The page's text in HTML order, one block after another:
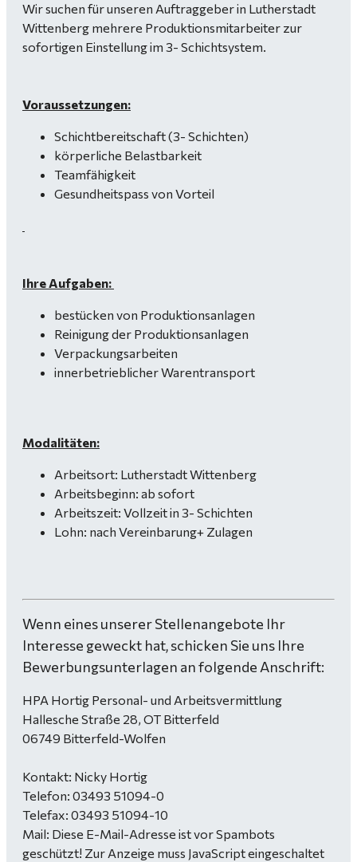
Wir suchen für unseren Auftraggeber in Lutherstadt
Wittenberg mehrere Produktionsmitarbeiter zur
sofortigen Einstellung im 3- Schichtsystem.
Voraussetzungen:
Schichtbereitschaft (3- Schichten)
körperliche Belastbarkeit
Teamfähigkeit
Gesundheitspass von Vorteil
Ihre Aufgaben:
bestücken von Produktionsanlagen
Reinigung der Produktionsanlagen
Verpackungsarbeiten
innerbetrieblicher Warentransport
Modalitäten:
Arbeitsort: Lutherstadt Wittenberg
Arbeitsbeginn: ab sofort
Arbeitszeit: Vollzeit in 3- Schichten
Lohn: nach Vereinbarung+ Zulagen
Wenn eines unserer Stellenangebote Ihr
Interesse geweckt hat, schicken Sie uns Ihre
Bewerbungsunterlagen an folgende Anschrift:
HPA Hortig Personal- und Arbeitsvermittlung
Hallesche Straße 28, OT Bitterfeld
06749 Bitterfeld-Wolfen
Kontakt: Nicky Hortig
Telefon: 03493 51094-0
Telefax: 03493 51094-10
Mail: Diese E-Mail-Adresse ist vor Spambots
geschützt! Zur Anzeige muss JavaScript eingeschaltet